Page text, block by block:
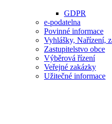
GDPR
e-podatelna
Povinné informace
Vyhlášky, Nařízení,
Zastupitelstvo obce
Výběrová řízení
Veřejné zakázky
Užitečné informace